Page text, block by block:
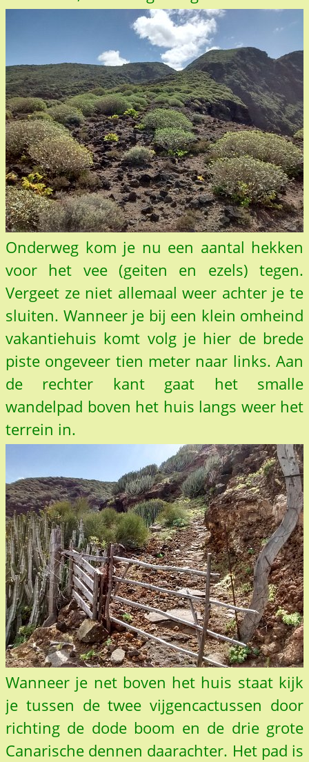
Onderweg kom je nu een aantal hekken
voor het vee (geiten en ezels) tegen.
Vergeet ze niet allemaal weer achter je te
sluiten. Wanneer je bij een klein omheind
vakantiehuis komt volg je hier de brede
piste ongeveer tien meter naar links. Aan
de rechter kant gaat het smalle
wandelpad boven het huis langs weer het
terrein in.
Wanneer je net boven het huis staat kijk
je tussen de twee vijgencactussen door
richting de dode boom en de drie grote
Canarische dennen daarachter. Het pad is